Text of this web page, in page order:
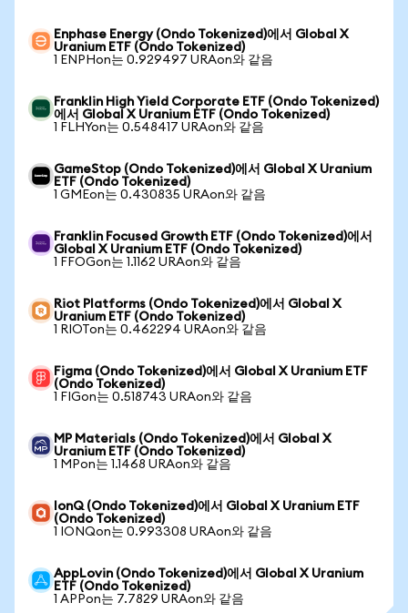
Enphase Energy (Ondo Tokenized)에서 Global X
Uranium ETF (Ondo Tokenized)
1 ENPHon는 0.929497 URAon와 같음
Franklin High Yield Corporate ETF (Ondo Tokenized)
에서 Global X Uranium ETF (Ondo Tokenized)
1 FLHYon는 0.548417 URAon와 같음
GameStop (Ondo Tokenized)에서 Global X Uranium
ETF (Ondo Tokenized)
1 GMEon는 0.430835 URAon와 같음
Franklin Focused Growth ETF (Ondo Tokenized)에서
Global X Uranium ETF (Ondo Tokenized)
1 FFOGon는 1.1162 URAon와 같음
Riot Platforms (Ondo Tokenized)에서 Global X
Uranium ETF (Ondo Tokenized)
1 RIOTon는 0.462294 URAon와 같음
Figma (Ondo Tokenized)에서 Global X Uranium ETF
(Ondo Tokenized)
1 FIGon는 0.518743 URAon와 같음
MP Materials (Ondo Tokenized)에서 Global X
Uranium ETF (Ondo Tokenized)
1 MPon는 1.1468 URAon와 같음
IonQ (Ondo Tokenized)에서 Global X Uranium ETF
(Ondo Tokenized)
1 IONQon는 0.993308 URAon와 같음
AppLovin (Ondo Tokenized)에서 Global X Uranium
ETF (Ondo Tokenized)
1 APPon는 7.7829 URAon와 같음